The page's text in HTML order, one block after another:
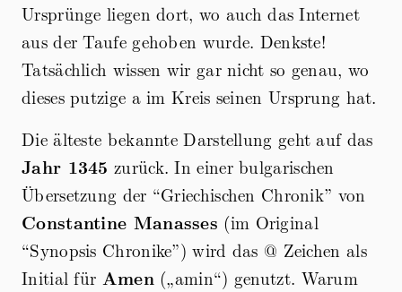
Ursprünge liegen dort, wo auch das Internet
aus der Taufe gehoben wurde. Denkste!
Tatsächlich wissen wir gar nicht so genau, wo
dieses putzige a im Kreis seinen Ursprung hat.
Die älteste bekannte Darstellung geht auf das
Jahr 1345 zurück. In einer bulgarischen
Übersetzung der “Griechischen Chronik” von
Constantine Manasses (im Original
“Synopsis Chronike”) wird das @ Zeichen als
Initial für Amen(„amin“) genutzt. Warum